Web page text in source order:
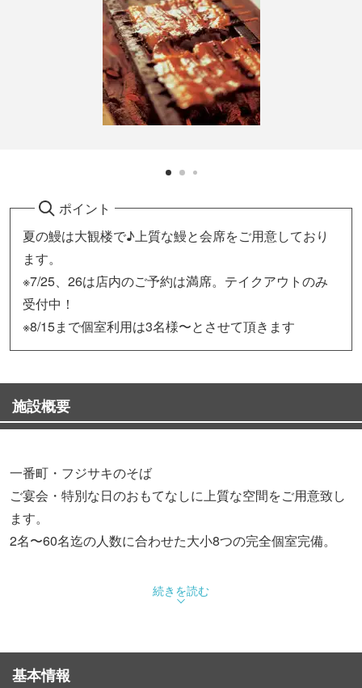
ポイント
夏の鰻は大観楼で♪上質な鰻と会席をご用意しており
ます。
※7/25、26は店内のご予約は満席。テイクアウトのみ
受付中！
※8/15まで個室利用は3名様〜とさせて頂きます
施設概要
一番町・フジサキのそば
ご宴会・特別な日のおもてなしに上質な空間をご用意致し
ます。
2名〜60名迄の人数に合わせた大小8つの完全個室完備。
【エレベーター完備、バリアフリー】
・2階から3階まで様々なお部屋をご用意しております。
ーブルを使用。
・2階、3階へのフロアの移動はエレベーターがあり、足の
続きを読む
基本情報